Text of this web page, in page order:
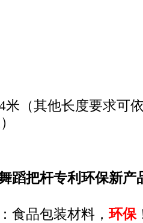
米（其他长度要求可
蹈把杆专利环保新产
食品包装材料，环保